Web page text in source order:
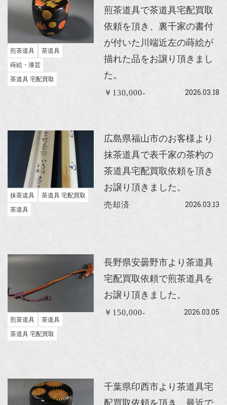
煎茶道具
茶道具
蒔絵・漆芸
茶道具 宅配買取
煎茶道具で茶道具宅配買取
依頼を頂き、裏千家の書付
が付いた川端近左の蒔絵が
描れた品をお譲り頂きまし
た。
￥130,000- 2026.03.18
抹茶道具
茶道具 宅配買取
茶道具
広島県福山市のお客様より
抹茶道具で表千家の茶杓の
茶道具宅配買取依頼を頂き
お譲り頂きました。
売却済 2026.03.13
煎茶道具
茶道具
茶道具 宅配買取
長野県安曇野市より茶道具
宅配買取依頼で煎茶道具を
お譲り頂きました。
￥150,000- 2026.03.05
千葉県印西市より茶道具宅
配買取依頼を頂き、最近で